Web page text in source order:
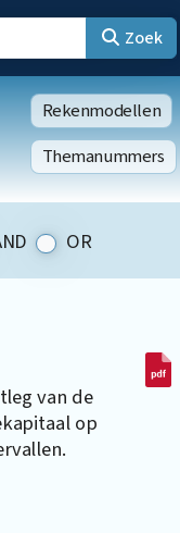
Zoek
Rekenmodellen
Themanummers
OR
van de
op